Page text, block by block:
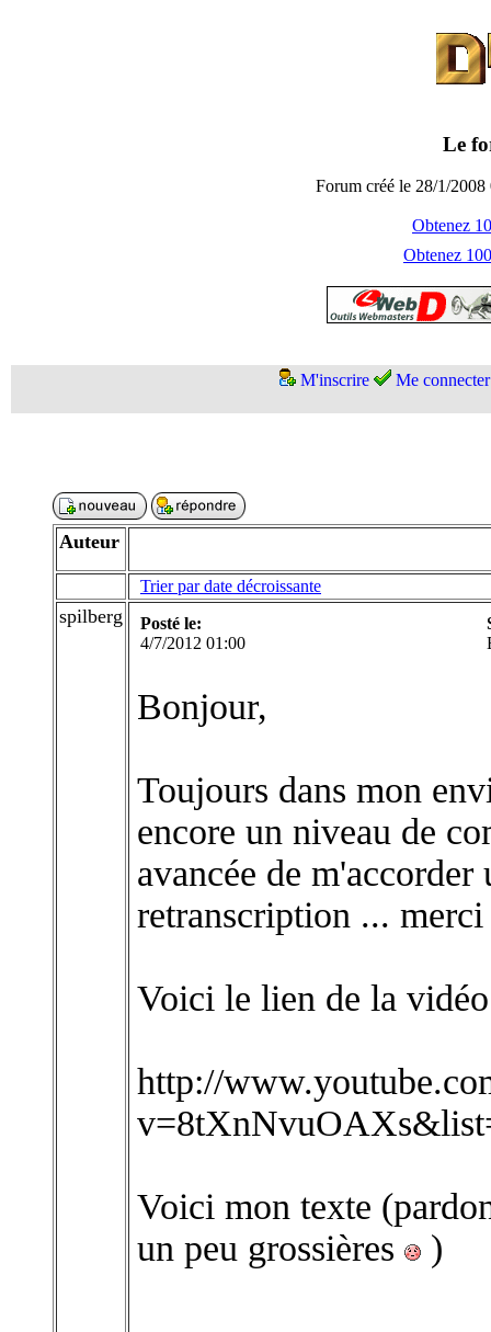
Le
Forum créé le 28/1/
Obtenez
Obtenez
M'inscrire Me connecter
Auteur
Trier par date décroissante
spilberg
Posté le:
4/7/2012 01:00
Bonjour,
Toujours dans mon
encore un niveau de
avancée de
retranscription ... merci
Voici le lien de la
http://
Voici mon texte
un peu grossières
)